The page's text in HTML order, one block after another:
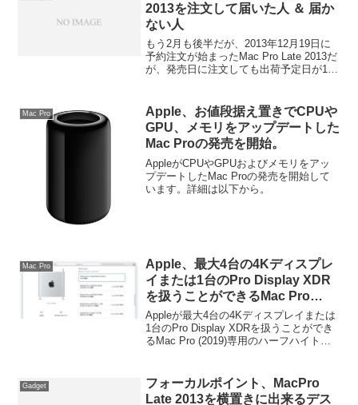
2013を注文して届いた人 ＆ 届か
ない人
もう2月も後半だが、2013年12月19日に
予約注文が始まったMac Pro Late 2013だ
が、発売日に注文しても出荷予定日が1月
届いたユーザーもいれば「ご注文の Mac
Pro は 2014年2月 に出荷予定となってお
り、変更はありません。商品が出荷され
ましたら、配送日とトラッキング情報に
関する通知メールをお送りします。」っ
というメールだけが届いた人もいるよう
だ。詳細は以下から。
Mac Pro
Apple、お値段据え置きでCPUや
GPU、メモリをアップデートした
Mac Proの発売を開始。
AppleがCPUやGPUおよびメモリをアッ
プデートしたMac Proの発売を開始して
います。詳細は以下から。
Mac Pro
Apple、最大4台の4Kディスプレ
イまたは1台のPro Display XDR
を扱うことができるMac Pro
(2019)専用のハーフハイトMPXグ
ラフィックス「AMD Radeon
Pro W5500X」を発売。
Appleが最大4台の4Kディスプレイまたは
1台のPro Display XDRを扱うことができ
るMac Pro (2019)専用のハーフハイト
下か...
Gadget
フォーカルポイント、MacPro
Late 2013を横置きに出来るデス